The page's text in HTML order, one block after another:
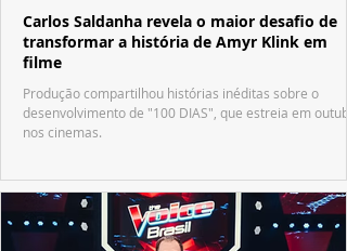
Carlos Saldanha revela o maior desafio de
transformar a história de Amyr Klink em
filme
Produção compartilhou histórias inéditas sobre o
desenvolvimento de "100 DIAS", que estreia em
nos cinemas.